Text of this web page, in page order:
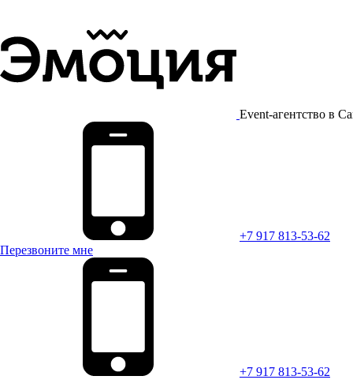
Event-агентство в
+7 917 813-53-62
Перезвоните мне
+7 917 813-53-62